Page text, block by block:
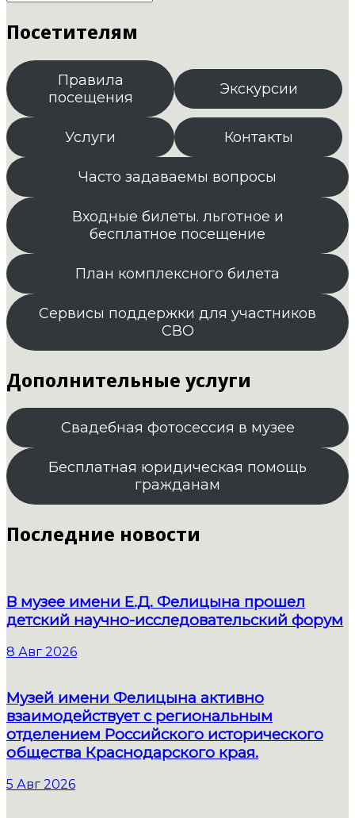
Посетителям
Правила
посещения
Экскурсии
Услуги Контакты
Часто задаваемы вопросы
Входные билеты. льготное и
бесплатное посещение
План комплексного билета
Сервисы поддержки для участников
СВО
Дополнительные услуги
Свадебная фотосессия в музее
Бесплатная юридическая помощь
гражданам
Последние новости
В музее имени Е.Д. Фелицына прошел
детский научно-исследовательский форум
8 Авг 2026
Музей имени Фелицына активно
взаимодействует с региональным
отделением Российского исторического
общества Краснодарского края.
5 Авг 2026